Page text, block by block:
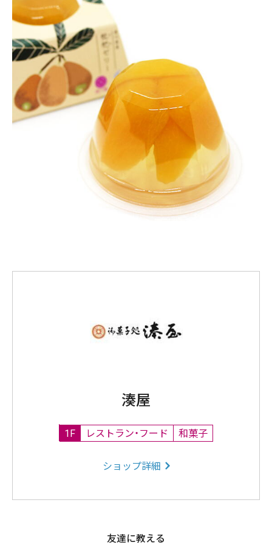
湊屋
1F レストラン・フード 和菓子
ショップ詳細
友達に教える